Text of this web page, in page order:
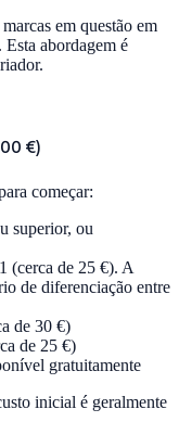
em questão em
Esta abordagem é
€)
começar:
superior, ou
(cerca de 25 €). A
de diferenciação entre
de 30 €)
de 25 €)
gratuitamente
inicial é geralmente